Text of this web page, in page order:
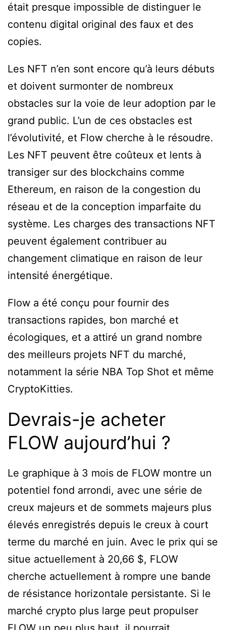
était presque impossible de distinguer le
contenu digital original des faux et des
copies.
Les NFT n’en sont encore qu’à leurs débuts
et doivent surmonter de nombreux
obstacles sur la voie de leur adoption par le
grand public. L’un de ces obstacles est
l’évolutivité, et Flow cherche à le résoudre.
Les NFT peuvent être coûteux et lents à
transiger sur des blockchains comme
Ethereum, en raison de la congestion du
réseau et de la conception imparfaite du
système. Les charges des transactions NFT
peuvent également contribuer au
changement climatique en raison de leur
intensité énergétique.
Flow a été conçu pour fournir des
transactions rapides, bon marché et
écologiques, et a attiré un grand nombre
des meilleurs projets NFT du marché,
notamment la série NBA Top Shot et même
CryptoKitties.
Devrais-je acheter
FLOW aujourd’hui ?
Le graphique à 3 mois de FLOW montre un
potentiel fond arrondi, avec une série de
creux majeurs et de sommets majeurs plus
élevés enregistrés depuis le creux à court
terme du marché en juin. Avec le prix qui se
situe actuellement à 20,66 $, FLOW
cherche actuellement à rompre une bande
de résistance horizontale persistante. Si le
marché crypto plus large peut propulser